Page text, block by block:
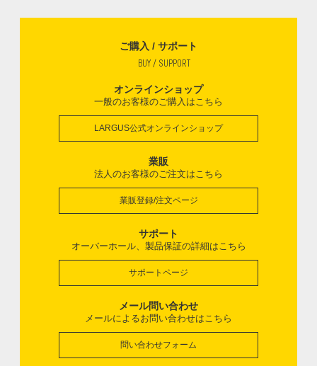
ご購入 / サポート
BUY / SUPPORT
オンラインショップ
一般のお客様のご購入はこちら
LARGUS公式オンラインショップ
業販
法人のお客様のご注文はこちら
業販登録/注文ページ
サポート
オーバーホール、製品保証の詳細はこちら
サポートページ
メール問い合わせ
メールによるお問い合わせはこちら
問い合わせフォーム